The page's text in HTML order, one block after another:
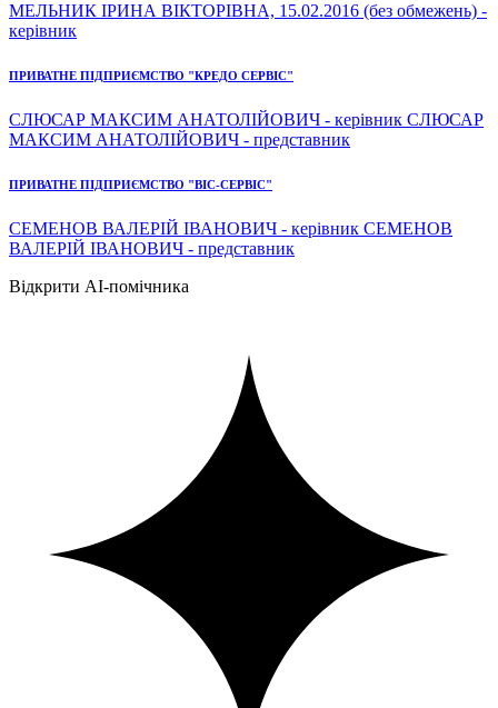
МЕЛЬНИК ІРИНА ВІКТОРІВНА, 15.02.2016 (без обмежень) -
керівник
ПРИВАТНЕ ПІДПРИЄМСТВО "КРЕДО СЕРВІС"
СЛЮСАР МАКСИМ АНАТОЛІЙОВИЧ - керівник СЛЮСАР
МАКСИМ АНАТОЛІЙОВИЧ - представник
ПРИВАТНЕ ПІДПРИЄМСТВО "ВІС-СЕРВІС"
СЕМЕНОВ ВАЛЕРІЙ ІВАНОВИЧ - керівник СЕМЕНОВ
ВАЛЕРІЙ ІВАНОВИЧ - представник
Відкрити AI-помічника